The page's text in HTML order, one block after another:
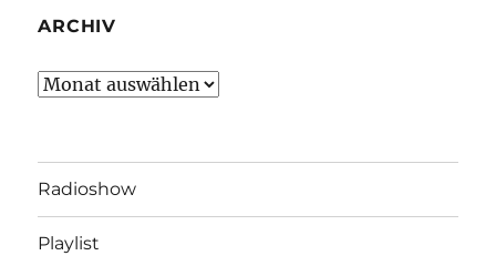
ARCHIV
Archiv
Radioshow
Playlist